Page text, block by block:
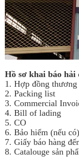
Hồ sơ khai báo hải
1. Hợp đồng
2. Packing list
3. Commercial
4. Bill of lading
5. CO
6. Bảo hiểm (nếu có)
7. Giấy báo hàng
8. Catalouge sản